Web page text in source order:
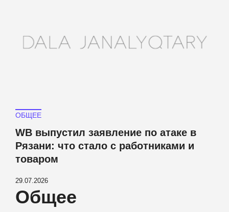
ОБЩЕЕ
WB выпустил заявление по атаке в
Рязани: что стало с работниками и
товаром
29.07.2026
Общее